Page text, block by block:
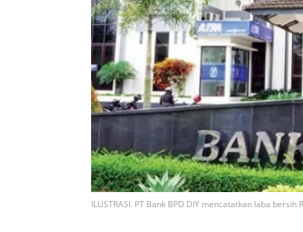
ILUSTRASI. PT Bank BPD DIY mencatatkan laba